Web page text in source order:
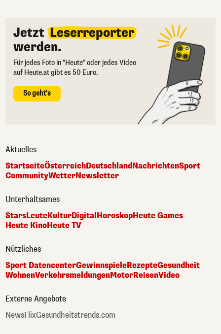
Jetzt Leserreporter
werden.
Für jedes Foto in "Heute" oder jedes Video
auf Heute.at gibt es 50 Euro.
So geht's
Aktuelles
StartseiteÖsterreichDeutschlandNachrichtenSport
CommunityWetterNewsletter
Unterhaltsames
StarsLeuteKulturDigitalHoroskopHeute Games
Heute KinoHeute TV
Nützliches
Sport DatencenterGewinnspieleRezepteGesundheit
WohnenVerkehrsmeldungenMotorReisenVideo
Externe Angebote
NewsFlixGesundheitstrends.com